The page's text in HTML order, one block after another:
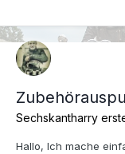
Sechskantharry
Hallo, Ich mache